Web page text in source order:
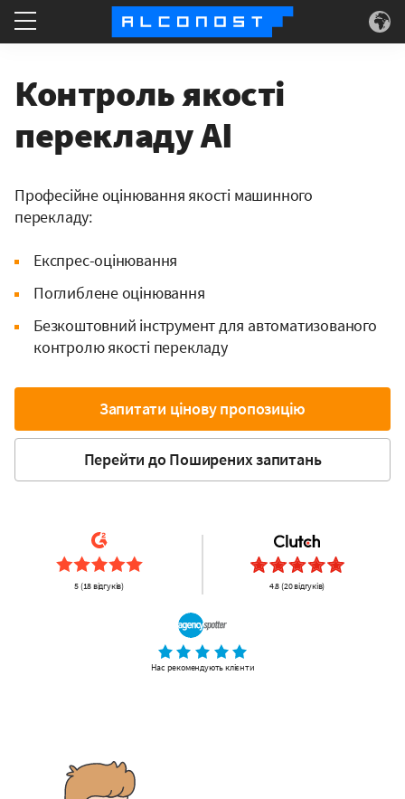
Конкретні приклади
Інформація
Контроль якості
перекладу AI
Професійне оцінювання якості машинного
перекладу:
Експрес-оцінювання
Поглиблене оцінювання
Безкоштовний інструмент для автоматизованого
контролю якості перекладу
Запитати цінову пропозицію
Перейти до Поширених запитань
5 (18 відгуків) 4.8 (20 відгуків)
Нас рекомендують клієнти